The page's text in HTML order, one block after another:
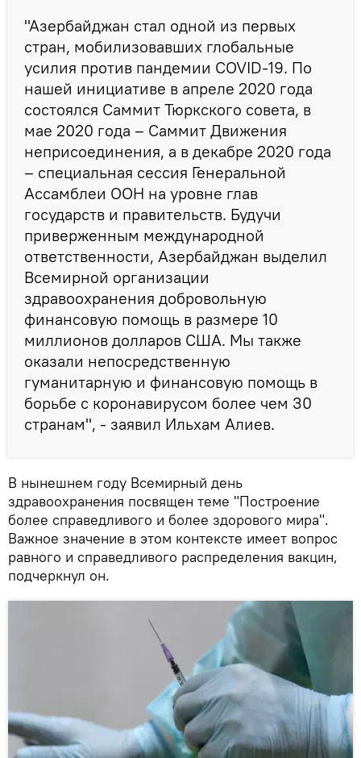
"Азербайджан стал одной из первых
стран, мобилизовавших глобальные
усилия против пандемии COVID-19. По
нашей инициативе в апреле 2020 года
состоялся Саммит Тюркского совета, в
мае 2020 года – Саммит Движения
неприсоединения, а в декабре 2020 года
– специальная сессия Генеральной
Ассамблеи ООН на уровне глав
государств и правительств. Будучи
приверженным международной
ответственности, Азербайджан выделил
Всемирной организации
здравоохранения добровольную
финансовую помощь в размере 10
миллионов долларов США. Мы также
оказали непосредственную
гуманитарную и финансовую помощь в
борьбе с коронавирусом более чем 30
странам", - заявил Ильхам Алиев.
В нынешнем году Всемирный день
здравоохранения посвящен теме "Построение
более справедливого и более здорового мира".
Важное значение в этом контексте имеет вопрос
равного и справедливого распределения вакцин,
подчеркнул он.